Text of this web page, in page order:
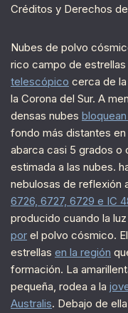
Créditos y Derechos
Nubes de polvo
rico campo de estrellas
telescópico cerca de
la Corona del Sur. A
densas nubes
fondo más distantes en
abarca casi 5 grados o
estimada a las nubes.
nebulosas de reflexión
6726, 6727, 6729 e IC
producido cuando la
por el polvo cósmico.
estrellas en la región
formación. La
pequeña, rodea a la
Australis. Debajo de